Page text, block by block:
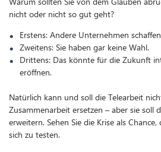
nicht oder nicht so gut geht?
Erstens: Andere Unternehmen
Zweitens: Sie haben gar keine Wahl.
Drittens: Das könnte für die Zukunft
eröffnen.
Natürlich kann und soll die Telearbeit
Zusammenarbeit ersetzen – aber sie soll
erweitern. Sehen Sie die Krise als
sich zu testen.